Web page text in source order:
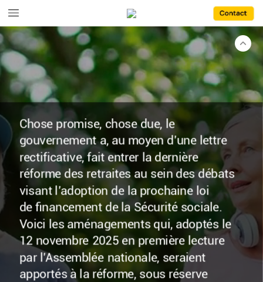
Chose promise, chose due, le
gouvernement a, au moyen d’une lettre
rectificative, fait entrer la dernière
réforme des retraites au sein des débats
visant l’adoption de la prochaine loi
de financement de la Sécurité sociale.
Voici les aménagements qui, adoptés le
12 novembre 2025 en première lecture
par l’Assemblée nationale, seraient
apportés à la réforme, sous réserve